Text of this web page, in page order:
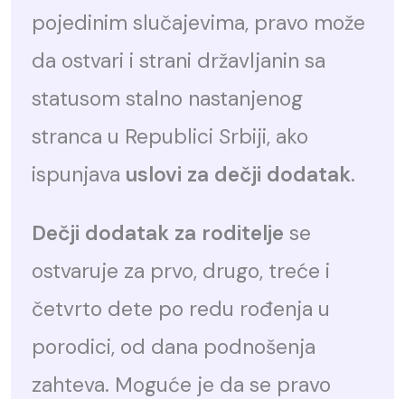
pojedinim slučajevima, pravo može
da ostvari i strani državljanin sa
statusom stalno nastanjenog
stranca u Republici Srbiji, ako
ispunjava uslovi za dečji dodatak.
Dečji dodatak za roditelje se
ostvaruje za prvo, drugo, treće i
četvrto dete po redu rođenja u
porodici, od dana podnošenja
zahteva. Moguće je da se pravo